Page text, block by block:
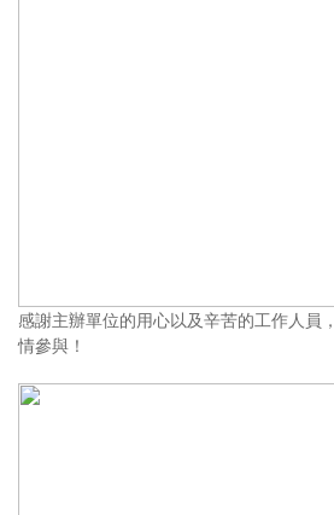
感謝主辦單位的用心以及辛苦的工作人員
情參與！